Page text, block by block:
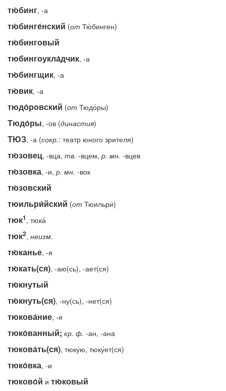
тю́бинг, -а
тю́бинге́нский (от Тю́бинген)
тю́бинговый
тюбингоукла́дчик, -а
тю́бингщик, -а
тю́вик, -а
тюдо́ровский (от Тюдо́ры)
Тюдо́ры, -ов (династия)
ТЮЗ, -а (сокр.: театр юного зрителя)
тю́зовец, -вца, тв. -вцем, р. мн. -вцев
тю́зовка, -и, р. мн. -вок
тю́зовский
тюильри́йский (от Тюильри́)
тюк1, тюка́
тюк2, неизм.
тю́канье, -я
тю́кать(ся), -аю(сь), -ает(ся)
тю́кнутый
тю́кнуть(ся), -ну(сь), -нет(ся)
тюкова́ние, -я
тюко́ванный; кр. ф. -ан, -ана
тюкова́ть(ся), тюку́ю, тюку́ет(ся)
тюко́вка, -и
тюково́й и тю́ковый